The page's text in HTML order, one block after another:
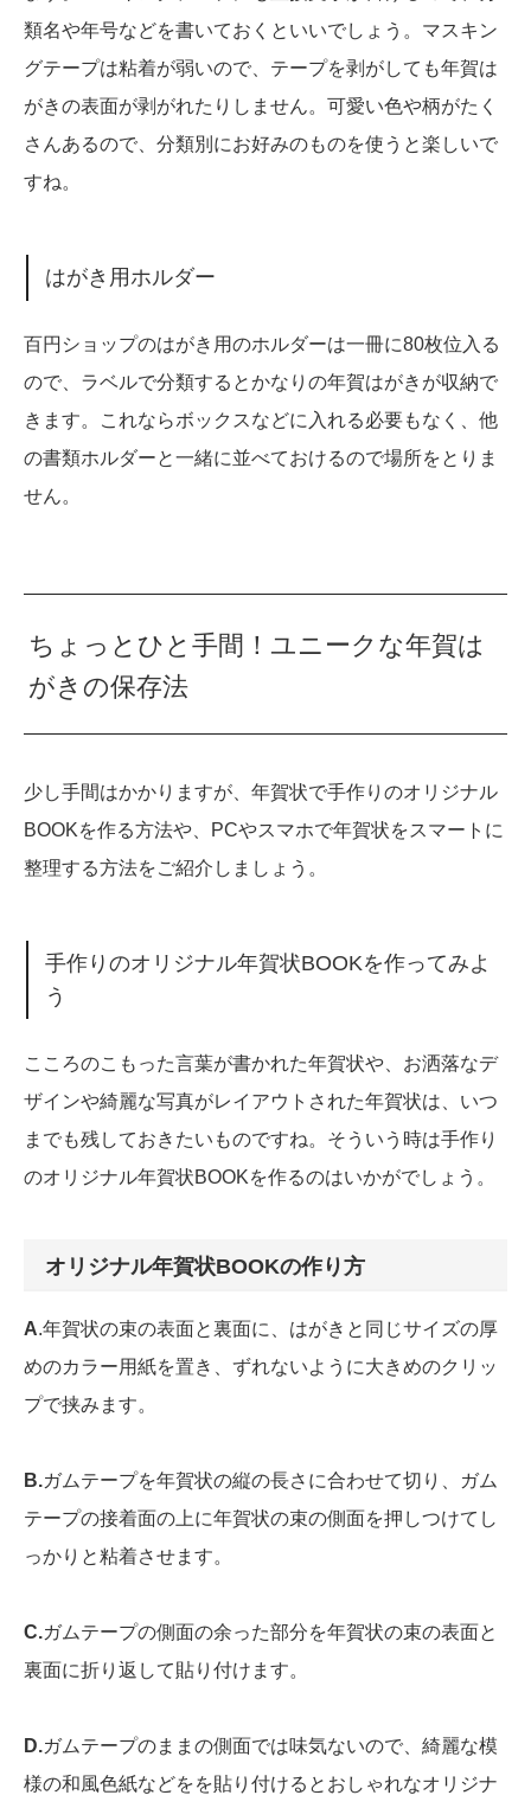
類名や年号などを書いておくといいでしょう。マスキン
グテープは粘着が弱いので、テープを剥がしても年賀は
がきの表面が剥がれたりしません。可愛い色や柄がたく
さんあるので、分類別にお好みのものを使うと楽しいで
すね。
はがき用ホルダー
百円ショップのはがき用のホルダーは一冊に80枚位入る
ので、ラベルで分類するとかなりの年賀はがきが収納で
きます。これならボックスなどに入れる必要もなく、他
の書類ホルダーと一緒に並べておけるので場所をとりま
せん。
ちょっとひと手間！ユニークな年賀は
がきの保存法
少し手間はかかりますが、年賀状で手作りのオリジナル
BOOKを作る方法や、PCやスマホで年賀状をスマートに
整理する方法をご紹介しましょう。
手作りのオリジナル年賀状BOOKを作ってみよ
う
こころのこもった言葉が書かれた年賀状や、お洒落なデ
ザインや綺麗な写真がレイアウトされた年賀状は、いつ
までも残しておきたいものですね。そういう時は手作り
のオリジナル年賀状BOOKを作るのはいかがでしょう。
オリジナル年賀状BOOKの作り方
A.年賀状の束の表面と裏面に、はがきと同じサイズの厚
めのカラー用紙を置き、ずれないように大きめのクリッ
プで挟みます。
B.ガムテープを年賀状の縦の長さに合わせて切り、ガム
テープの接着面の上に年賀状の束の側面を押しつけてし
っかりと粘着させます。
C.ガムテープの側面の余った部分を年賀状の束の表面と
裏面に折り返して貼り付けます。
D.ガムテープのままの側面では味気ないので、綺麗な模
様の和風色紙などをを貼り付けるとおしゃれなオリジナ